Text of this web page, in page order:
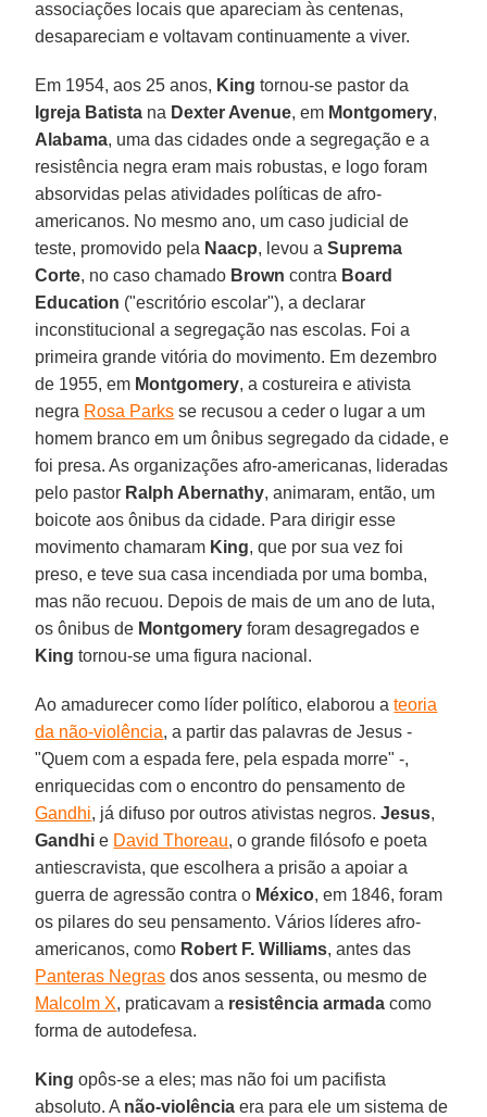
associações locais que apareciam às centenas,
desapareciam e voltavam continuamente a viver.
Em 1954, aos 25 anos, King tornou-se pastor da
Igreja Batista na Dexter Avenue, em Montgomery,
Alabama, uma das cidades onde a segregação e a
resistência negra eram mais robustas, e logo foram
absorvidas pelas atividades políticas de afro-
americanos. No mesmo ano, um caso judicial de
teste, promovido pela Naacp, levou aSuprema
Corte, no caso chamado Brown contra Board
Education ("escritório escolar"), a declarar
inconstitucional a segregação nas escolas. Foi a
primeira grande vitória do movimento. Em dezembro
de 1955, em Montgomery, a costureira e ativista
negra Rosa Parks se recusou a ceder o lugar a um
homem branco em um ônibus segregado da cidade, e
foi presa. As organizações afro-americanas, lideradas
pelo pastor Ralph Abernathy, animaram, então, um
boicote aos ônibus da cidade. Para dirigir esse
movimento chamaram King, que por sua vez foi
preso, e teve sua casa incendiada por uma bomba,
mas não recuou. Depois de mais de um ano de luta,
os ônibus de Montgomery foram desagregados e
King tornou-se uma figura nacional.
Ao amadurecer como líder político, elaborou ateoria
da não-violência, a partir das palavras de Jesus -
"Quem com a espada fere, pela espada morre" -,
enriquecidas com o encontro do pensamento de
Gandhi, já difuso por outros ativistas negros.Jesus,
Gandhi e David Thoreau, o grande filósofo e poeta
antiescravista, que escolhera a prisão a apoiar a
guerra de agressão contra o México, em 1846, foram
os pilares do seu pensamento. Vários líderes afro-
americanos, como Robert F. Williams, antes das
Panteras Negras dos anos sessenta, ou mesmo de
Malcolm X, praticavam a resistência armada como
forma de autodefesa.
King opôs-se a eles; mas não foi um pacifista
absoluto. A não-violência era para ele um sistema de